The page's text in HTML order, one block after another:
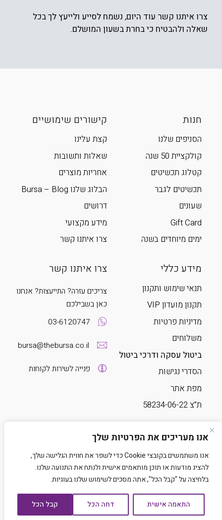
אנו מעריכים את הפרטיות שלך
אנו משתמשים בקובצי Cookie כדי לשפר את חווית הגלישה שלך,
להציג מודעות או תוכן מותאמים אישית ולנתח את התנועה שלנו.
בלחיצה על "קבל הכל", אתה מסכים לשימוש שלנו בעוגיות.
התאמה אישית דחה הכל קבל הכל
צרו איתנו קשר עוד היום, נשמח לסייע ולייעץ לך בכל
שאלה ולהבטיח כי בחרת בשעון המושלם.
חנות
הסניפים שלנו
קולקציית 50 שנה
קטלוג תכשיטים
תכשיטים לגבר
שעונים
Gift Card
ימים מיוחדים בשנה
קישורים שימושיים
קצת עלינו
שאלות ותשובות
אחריות מוצרים
הבלוג שלנו Bursa – Blog
דרושים
מידע מקצועי
צרו איתנו קשר
מידע כללי
תנאי שימוש ותקנון
תקנון מועדון VIP
מדיניות פרטיות
משלוחים
ביטול עסקה ודרכי ביטול
הסדרי נגישות
מפת אתר
ת”צ 58234-06-22
צרו איתנו קשר
צריכים עזרה? התייעצות? אנחנו
כאן בשבילכם
03-6120747
bursa@thebursa.co.il
פנייה לשירות לקוחות